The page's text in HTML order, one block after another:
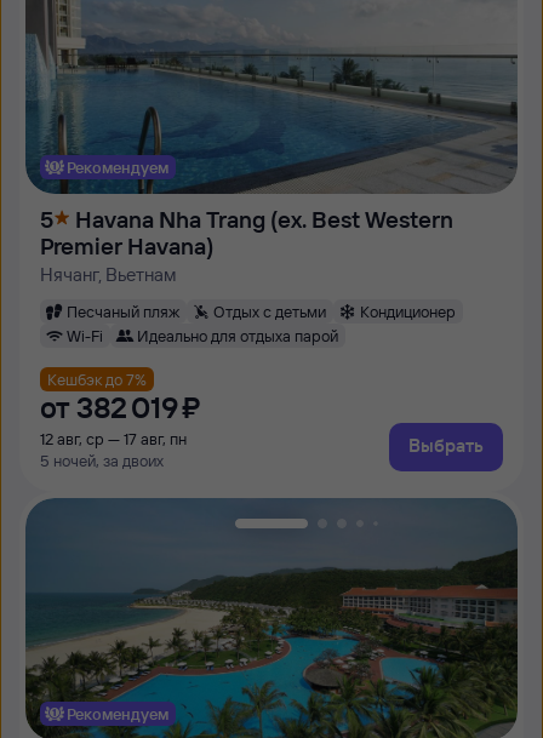
Рекомендуем
5
Havana Nha Trang (ex. Best Western
Premier Havana)
Нячанг, Вьетнам
Песчаный пляж Отдых с детьми
Кондиционер
Wi-Fi
Идеально для отдыха парой
Кешбэк до 7%
от 382 ⁠019 ⁠₽
12 авг, ср — 17 авг, пн
5 ночей, за двоих
Выбрать
Рекомендуем